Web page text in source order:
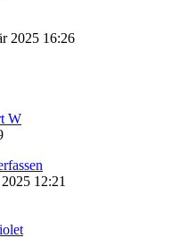
2025 16:26
W
12:21